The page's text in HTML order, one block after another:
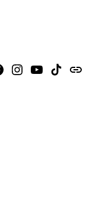
Instagram
YoutubeTiktokissuu